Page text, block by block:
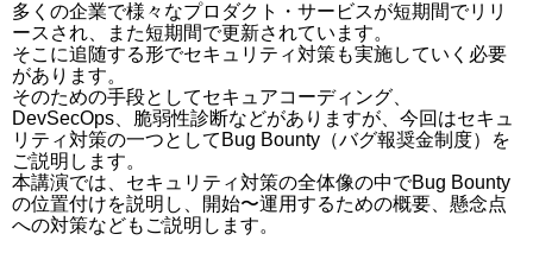
多くの企業で様々なプロダクト・サービスが短期間でリリ
ースされ、また短期間で更新されています。
そこに追随する形でセキュリティ対策も実施していく必要
があります。
そのための手段としてセキュアコーディング、
DevSecOps、脆弱性診断などがありますが、今回はセキュ
リティ対策の一つとしてBug Bounty（バグ報奨金制度）を
ご説明します。
本講演では、セキュリティ対策の全体像の中でBug Bounty
の位置付けを説明し、開始〜運用するための概要、懸念点
への対策などもご説明します。